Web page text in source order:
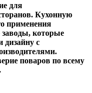
для
Кухонную
применения
которые
дизайну с
поваров по всему